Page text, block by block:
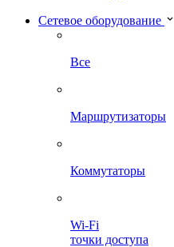
Сетевое оборудование
Все
Маршрутизаторы
Коммутаторы
Wi-Fi
точки доступа